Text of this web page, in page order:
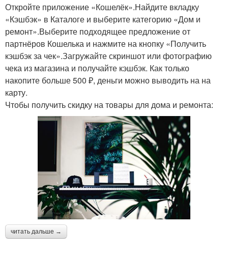
Откройте приложение «Кошелёк».Найдите вкладку
«Кэшбэк» в Каталоге и выберите категорию «Дом и
ремонт».Выберите подходящее предложение от
партнёров Кошелька и нажмите на кнопку «Получить
кэшбэк за чек».Загружайте скриншот или фотографию
чека из магазина и получайте кэшбэк. Как только
накопите больше 500 ₽, деньги можно выводить на на
карту.
Чтобы получить скидку на товары для дома и ремонта:
читать дальше →